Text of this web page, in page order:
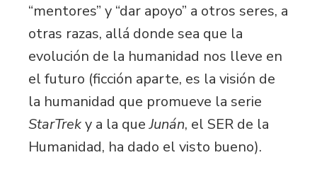
“mentores” y “dar apoyo” a otros seres, a
otras razas, allá donde sea que la
evolución de la humanidad nos lleve en
el futuro (ficción aparte, es la visión de
la humanidad que promueve la serie
StarTreky a la queJunán, el SER de la
Humanidad, ha dado el visto bueno).